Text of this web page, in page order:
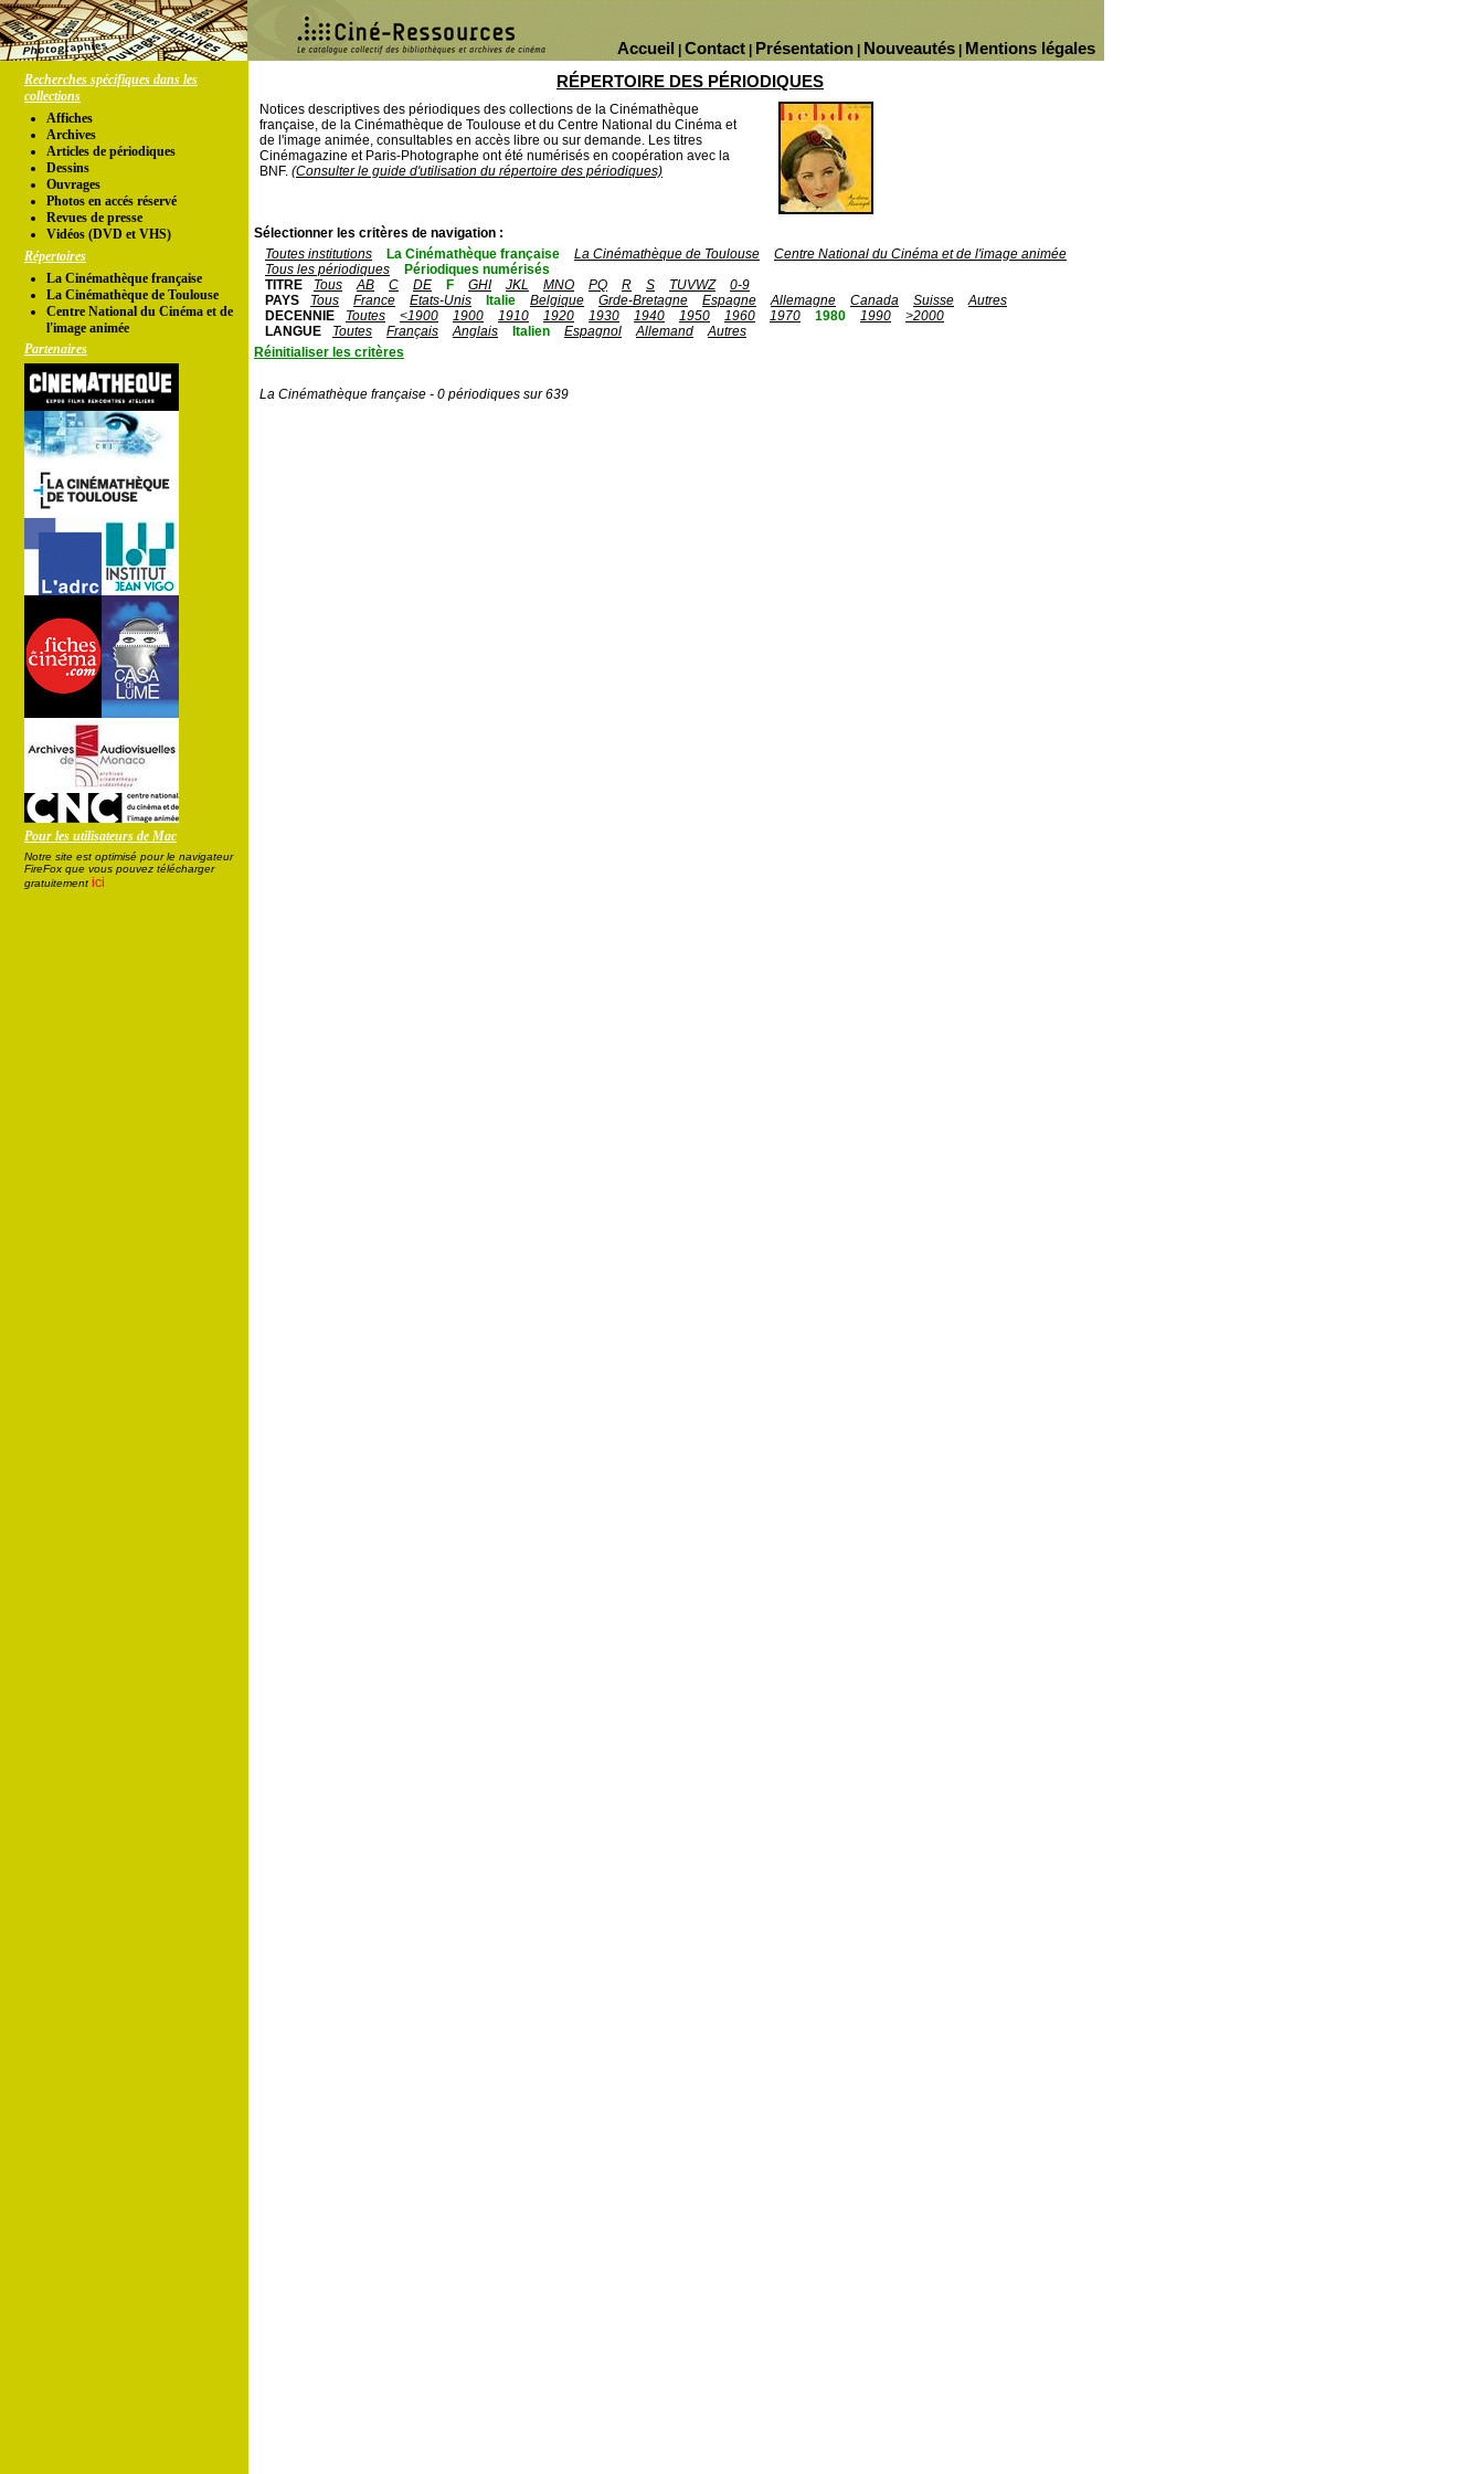
Mentions légales
Nouveautés
Présentation
Contact
Accueil
Recherches spécifiques dans les
collections
Affiches
Archives
Articles de périodiques
Dessins
Ouvrages
Photos en accés réservé
Revues de presse
Vidéos (DVD et VHS)
Répertoires
La Cinémathèque française
La Cinémathèque de Toulouse
Centre National du Cinéma et de
l'image animée
Partenaires
Pour les utilisateurs de Mac
Notre site est optimisé pour le navigateur
FireFox que vous pouvez télécharger
gratuitement ici
RÉPERTOIRE DES PÉRIODIQUES
Notices descriptives des périodiques des collections de la Cinémathèque
française, de la Cinémathèque de Toulouse et du Centre National du Cinéma et
de l'image animée, consultables en accès libre ou sur demande. Les titres
Cinémagazine et Paris-Photographe ont été numérisés en coopération avec la
BNF. (Consulter le guide d'utilisation du répertoire des périodiques)
Sélectionner les critères de navigation :
Toutes institutions
La Cinémathèque française La Cinémathèque de Toulouse
Centre National du Cinéma et de l'image animée
Tous les périodiques
Périodiques numérisés
TITRE
Tous AB C DE F GHI JKL MNO PQ R S TUVWZ
0-9
PAYS
Tous France Etats-Unis Italie Belgique Grde-Bretagne Espagne Allemagne Canada Suisse
Autres
DECENNIE
Toutes <1900 1900 1910 1920 1930 1940 1950 1960 1970 1980 1990
>2000
LANGUE
Toutes Français Anglais Italien Espagnol Allemand
Autres
Réinitialiser les critères
La Cinémathèque française - 0 périodiques sur 639